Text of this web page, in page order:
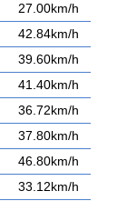
27.00km/h
42.84km/h
39.60km/h
41.40km/h
36.72km/h
37.80km/h
46.80km/h
33.12km/h